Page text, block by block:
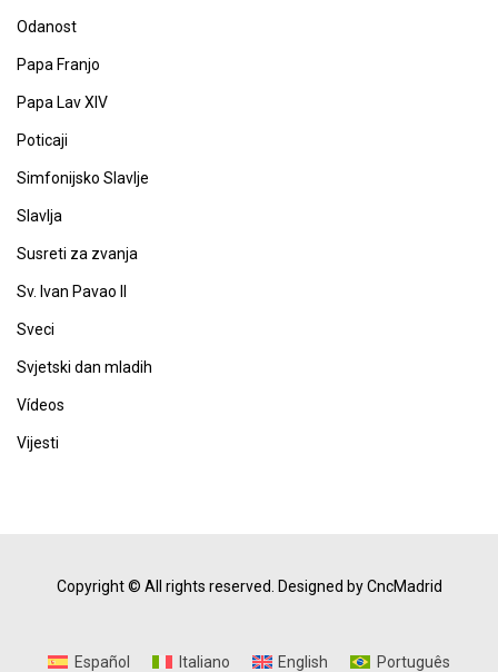
Odanost
Papa Franjo
Papa Lav XIV
Poticaji
Simfonijsko Slavlje
Slavlja
Susreti za zvanja
Sv. Ivan Pavao II
Sveci
Svjetski dan mladih
Vídeos
Vijesti
Copyright © All rights reserved. Designed by CncMadrid
Español Italiano English Português